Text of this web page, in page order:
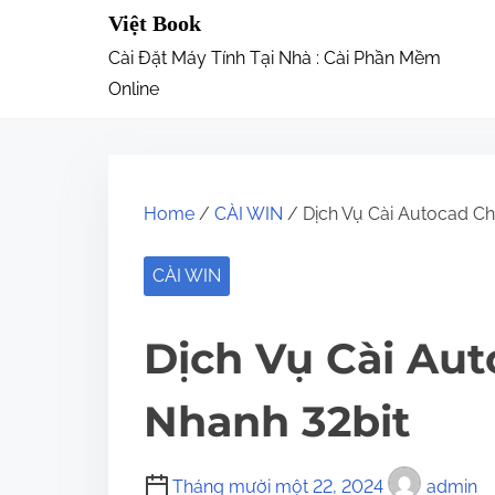
Việt Book
Cài Đặt Máy Tính Tại Nhà : Cài Phần Mềm
Online
Home / CÀI WIN / Dịch Vụ Cài Autocad
CÀI WIN
Dịch Vụ Cài
Nhanh 32bit
Tháng mười một 22, 2024 admin